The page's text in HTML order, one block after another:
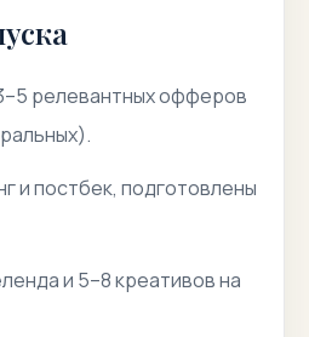
релевантных офферов
и постбек, подготовлены
и 5–8 креативов на